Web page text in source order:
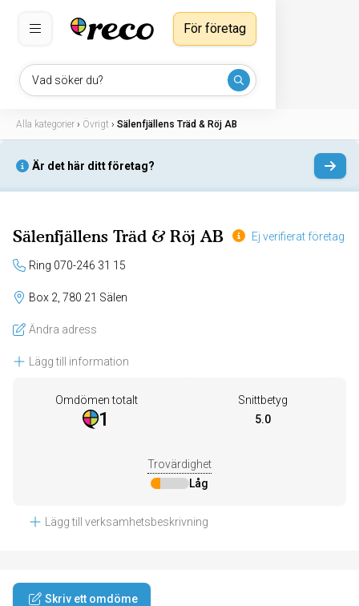
Vad söker du?
För företag
Alla kategorier › Övrigt › Sälenfjällens Träd & Röj AB
Är det här ditt företag?
Sälenfjällens Träd & Röj AB Ej verifierat företag
Ring 070-246 31 15
Box 2, 780 21 Sälen
Ändra adress
Lägg till information
Omdömen totalt
1
Snittbetyg
5.0
Trovärdighet
Låg
Lägg till verksamhetsbeskrivning
Skriv ett omdöme